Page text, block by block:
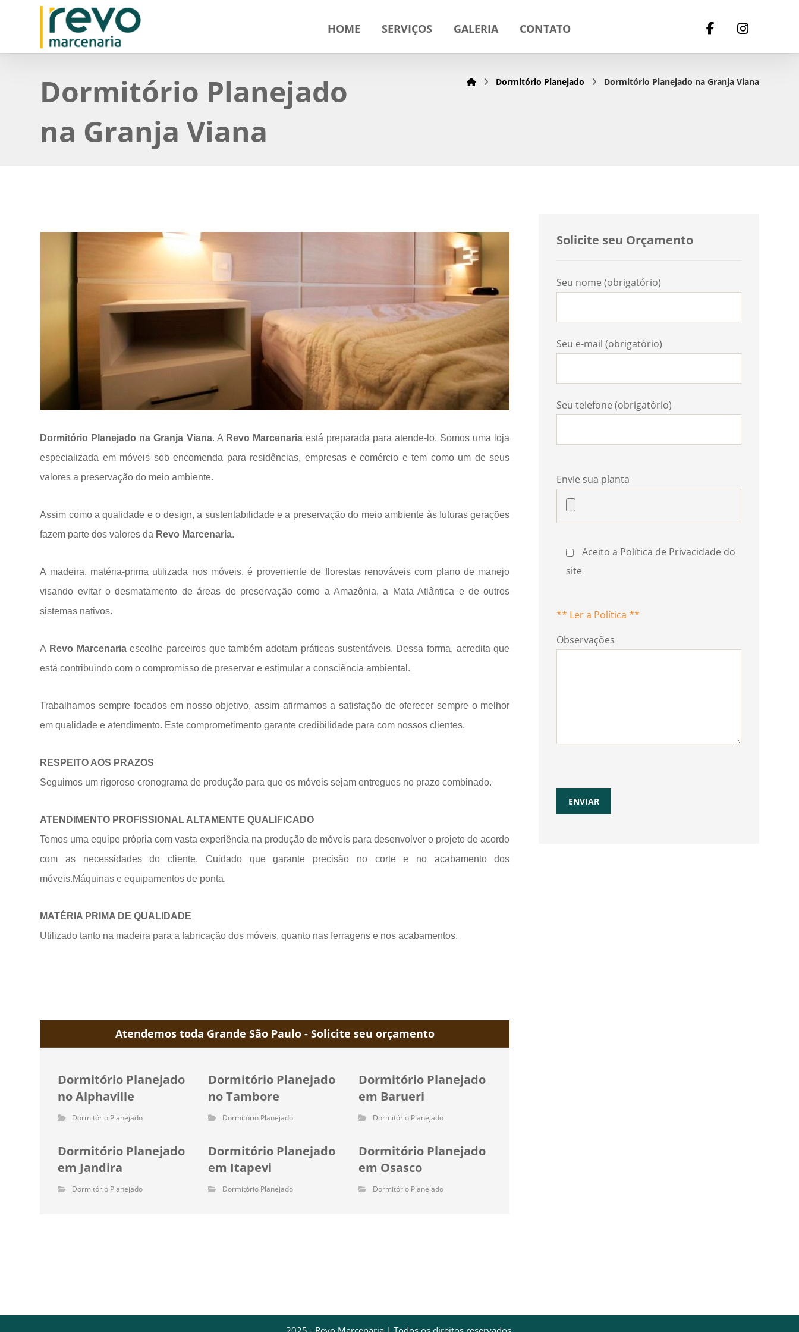
HOME SERVIÇOS GALERIA CONTATO
Dormitório Planejado
na Granja Viana
Dormitório Planejado Dormitório Planejado na Granja Viana
Dormitório Planejado na Granja Viana. A Revo Marcenariaestá preparada para atende-lo. Somos uma loja
especializada em móveis sob encomenda para residências, empresas e comércio e tem como um de seus
valores a preservação do meio ambiente.
Assim como a qualidade e o design, a sustentabilidade e a preservação do meio ambiente às futuras gerações
fazem parte dos valores da Revo Marcenaria.
A madeira, matéria-prima utilizada nos móveis, é proveniente de florestas renováveis com plano de manejo
visando evitar o desmatamento de áreas de preservação como a Amazônia, a Mata Atlântica e de outros
sistemas nativos.
A Revo Marcenariaescolhe parceiros que também adotam práticas sustentáveis. Dessa forma, acredita que
está contribuindo com o compromisso de preservar e estimular a consciência ambiental.
Trabalhamos sempre focados em nosso objetivo, assim afirmamos a satisfação de oferecer sempre o melhor
em qualidade e atendimento. Este comprometimento garante credibilidade para com nossos clientes.
RESPEITO AOS PRAZOS
Seguimos um rigoroso cronograma de produção para que os móveis sejam entregues no prazo combinado.
ATENDIMENTO PROFISSIONAL ALTAMENTE QUALIFICADO
Temos uma equipe própria com vasta experiência na produção de móveis para desenvolver o projeto de acordo
com as necessidades do cliente. Cuidado que garante precisão no corte e no acabamento dos
móveis.Máquinas e equipamentos de ponta.
MATÉRIA PRIMA DE QUALIDADE
Utilizado tanto na madeira para a fabricação dos móveis, quanto nas ferragens e nos acabamentos.
Atendemos toda Grande São Paulo - Solicite seu orçamento
Dormitório Planejado
no Alphaville
Dormitório Planejado
Dormitório Planejado
no Tambore
Dormitório Planejado
Dormitório Planejado
em Barueri
Dormitório Planejado
Dormitório Planejado
em Jandira
Dormitório Planejado
Dormitório Planejado
em Itapevi
Dormitório Planejado
Dormitório Planejado
em Osasco
Dormitório Planejado
Solicite seu Orçamento
Seu nome (obrigatório)
Seu e-mail (obrigatório)
Seu telefone (obrigatório)
Envie sua planta
Aceito a Política de Privacidade do
site
** Ler a Política **
Observações